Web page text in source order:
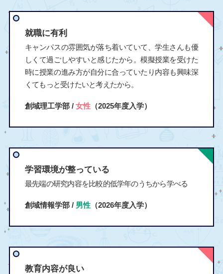
就職に有利
キャンパスの雰囲気が落ち着いていて、学生さんも優
しくて過ごしやすいと感じたから。模擬授業を受けた
時に授業の進み方が自分に合っていたり内容も興味深
くてもっと受けたいと考えたから。
創域理工学部 / 女性（2025年度入学）
学習環境が整っている
最先端の研究内容を比較的低学年のうちから学べる
創域情報学部 / 男性（2026年度入学）
教育内容が良い